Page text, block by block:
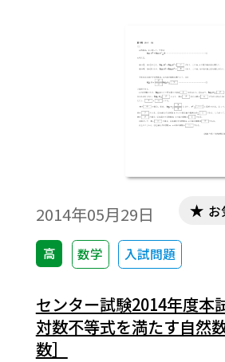
2014年05月29日
高 数学 入試問題
お
センター試験2014年度本
対数不等式を満たす自然
数］